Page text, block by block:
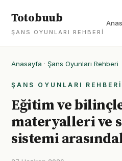
Totobuub
ŞANS OYUNLARI REHBERI
Anasayfa · Şans Oyunları Rehberi
ŞANS OYUNLARI REHBERI
Eğitim ve
materyalleri ve
sistemi